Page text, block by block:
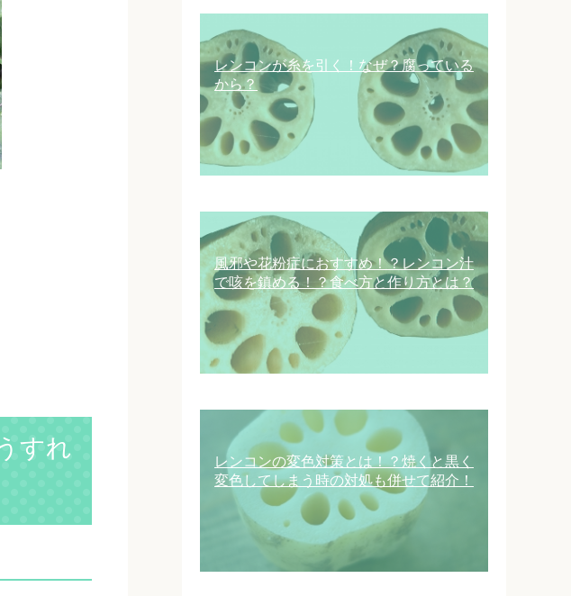
すれ
レンコンが糸を引く！なぜ？腐っている
から？
風邪や花粉症におすすめ！？レンコン汁
で咳を鎮める！？食べ方と作り方とは？
レンコンの変色対策とは！？焼くと黒く
変色してしまう時の対処も併せて紹介！